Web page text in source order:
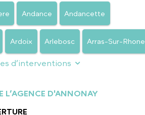
Andance Andancette
Ardoix Arlebosc Arras-Sur-Rhone
d’interventions
L’AGENCE D'ANNONAY